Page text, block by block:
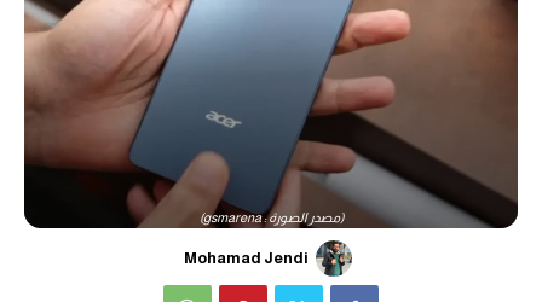
(مصدر الصورة : gsmarena)
Mohamad Jendi